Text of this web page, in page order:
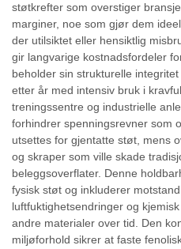
støtkrefter som overstiger
marginer, noe som gjør dem
der utilsiktet eller hensiktlig
gir langvarige kostnadsfordeler
beholder sin strukturelle
etter år med intensiv bruk i
treningssentre og industrielle
forhindrer spenningsrevner som
utsettes for gjentatte støt, mens
og skraper som ville skade
beleggsoverflater. Denne
fysisk støt og inkluderer
luftfuktighetsendringer og
andre materialer over tid. Den
miljøforhold sikrer at faste